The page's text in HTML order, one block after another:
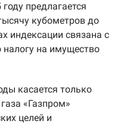
предлагается
кубометров до
индексации связана с
на имущество
касается только
«Газпром»
целей и